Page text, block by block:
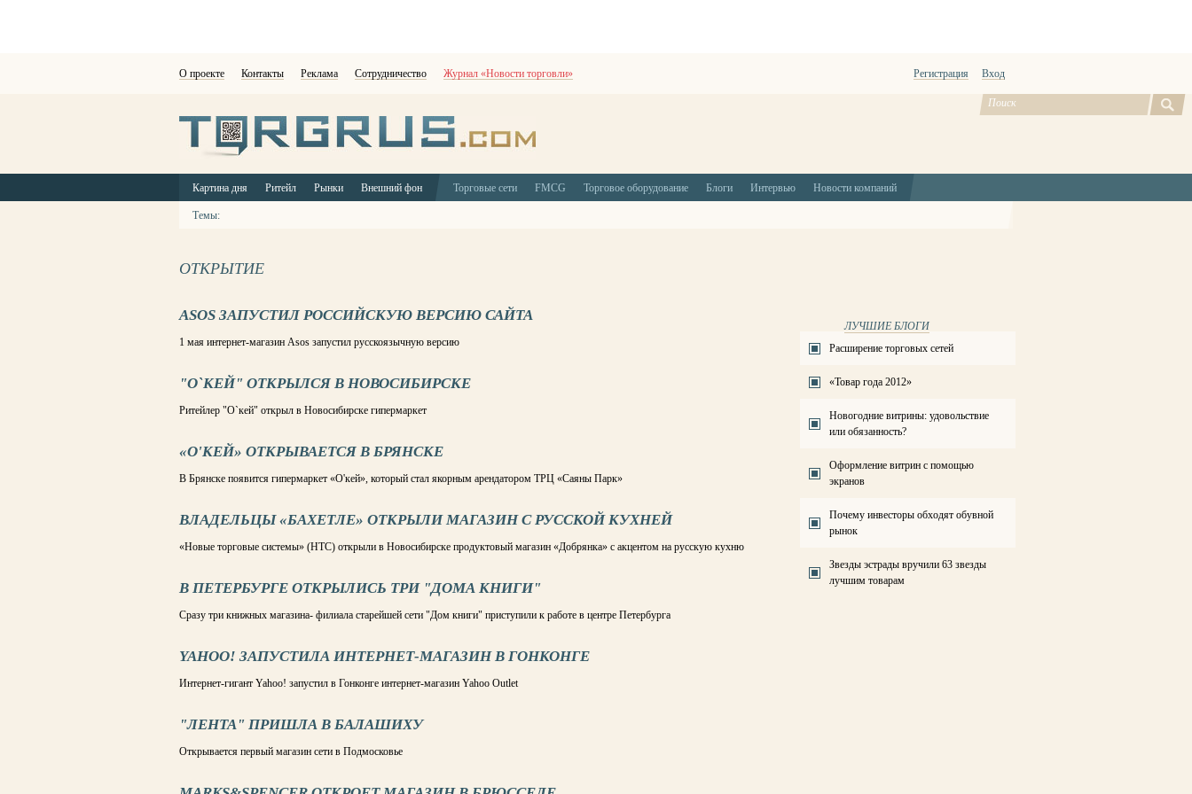
О проекте Контакты Реклама Сотрудничество Журнал «Новости торговли» Регистрация Вход
Картина дня Ритейл Рынки Внешний фон Торговые сети FMCG Торговое оборудование Блоги Интервью Новости компаний
Темы:
ОТКРЫТИЕ
ASOS ЗАПУСТИЛ РОССИЙСКУЮ ВЕРСИЮ САЙТА
1 мая интернет-магазин Asos запустил русскоязычную версию
"О`КЕЙ" ОТКРЫЛСЯ В НОВОСИБИРСКЕ
Ритейлер "О`кей" открыл в Новосибирске гипермаркет
«О'КЕЙ» ОТКРЫВАЕТСЯ В БРЯНСКЕ
В Брянске появится гипермаркет «О'кей», который стал якорным арендатором ТРЦ «Саяны Парк»
ВЛАДЕЛЬЦЫ «БАХЕТЛЕ» ОТКРЫЛИ МАГАЗИН С РУССКОЙ КУХНЕЙ
«Новые торговые системы» (НТС) открыли в Новосибирске продуктовый магазин «Добрянка» с акцентом на русскую кухню
В ПЕТЕРБУРГЕ ОТКРЫЛИСЬ ТРИ "ДОМА КНИГИ"
Сразу три книжных магазина- филиала старейшей сети "Дом книги" приступили к работе в центре Петербурга
YAHOO! ЗАПУСТИЛА ИНТЕРНЕТ-МАГАЗИН В ГОНКОНГЕ
Интернет-гигант Yahoo! запустил в Гонконге интернет-магазин Yahoo Outlet
"ЛЕНТА" ПРИШЛА В БАЛАШИХУ
Открывается первый магазин сети в Подмосковье
ЛУЧШИЕ БЛОГИ
Расширение торговых сетей
«Товар года 2012»
Новогодние витрины: удовольствие
или обязанность?
Оформление витрин с помощью
экранов
Почему инвесторы обходят обувной
рынок
Звезды эстрады вручили 63 звезды
лучшим товарам